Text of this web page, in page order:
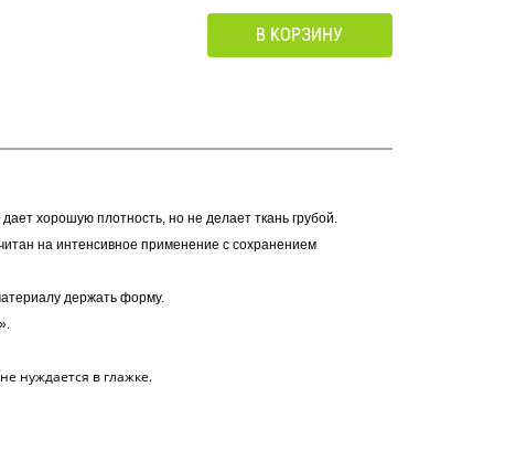
В КОРЗИНУ
хорошую плотность, но не делает ткань грубой.
на интенсивное применение с сохранением
держать форму.
нуждается в глажке.